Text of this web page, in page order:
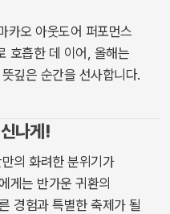
오 아웃도어 퍼포먼스
호흡한 데 이어, 올해는
깊은 순간을 선사합니다.
나게!
의 화려한 분위기가
게는 반가운 귀환의
경험과 특별한 축제가 될